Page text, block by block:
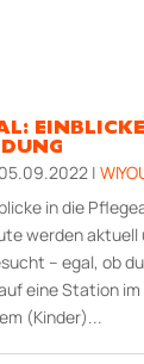
05.09.2022|
in die
aktuell
– egal, ob
eine Station im
(Kinder)...